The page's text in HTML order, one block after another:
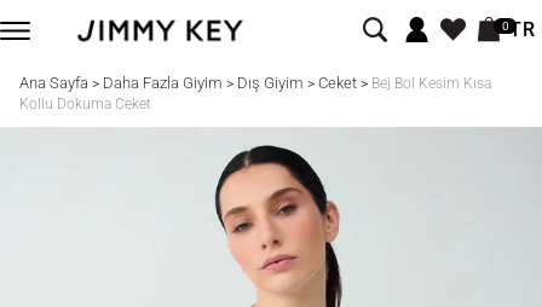
0TR
Ana Sayfa > Daha Fazla Giyim > Dış Giyim > Ceket> Bej Bol Kesim Kısa
Kollu Dokuma Ceket